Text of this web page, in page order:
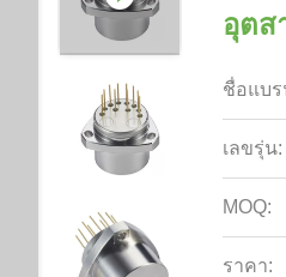
อุตส
ชื่อแบร
เลขรุ่น:
MOQ:
ราคา: